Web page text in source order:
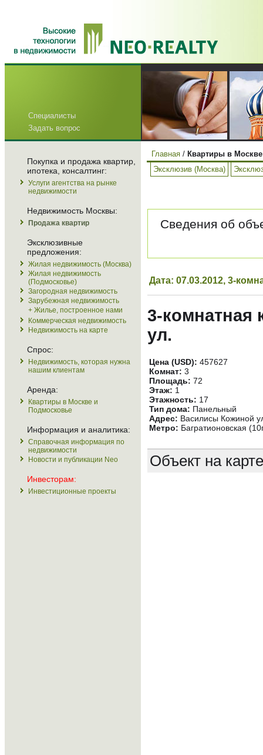
Специалисты
Задать вопрос
Покупка и продажа квартир,
ипотека, консалтинг:
Услуги агентства на рынке
недвижимости
Недвижимость Москвы:
Продажа квартир
Эксклюзивные
предложения:
Жилая недвижимость (Москва)
Жилая недвижимость
(Подмосковье)
Загородная недвижимость
Зарубежная недвижимость
+ Жилье, построенное нами
Коммерческая недвижимость
Недвижимость на карте
Спрос:
Недвижимость, которая нужна
нашим клиентам
Аренда:
Квартиры в Москве и
Подмосковье
Информация и аналитика:
Справочная информация по
недвижимости
Новости и публикации Neo
Инвесторам:
Инвестиционные проекты
Главная / Квартиры в
Эксклюзив (Москва)
Сведения об
Дата: 07.03.2012, 3-
3-комнатная
ул.
Цена (USD): 457627
Комнат: 3
Площадь: 72
Этаж: 1
Этажность: 17
Тип дома: Панельный
Адрес: Василисы Кожиной
Метро: Багратионовская
Объект на карте